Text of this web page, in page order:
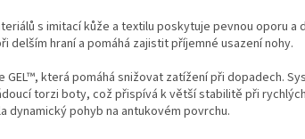
s imitací kůže a textilu poskytuje pevnou oporu a
hraní a pomáhá zajistit příjemné usazení nohy.
která pomáhá snižovat zatížení při dopadech.
torzi boty, což přispívá k větší stabilitě při
dynamický pohyb na antukovém povrchu.